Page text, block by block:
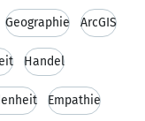
Geographie ArcGIS
Handel
Empathie